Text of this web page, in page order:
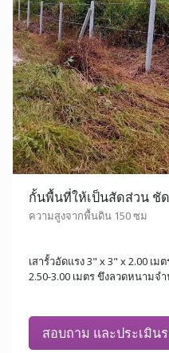
กั้นพื้นที่ให้เป็นสัดส่วน ชั
ความสูงจากพื้นดิน 150 ซม
เสารั้วอัดแรง 3" x 3" x 2.00 เม
2.50-3.00 เมตร ขึงลวดหนามจ
สอบถาม และประเมิน